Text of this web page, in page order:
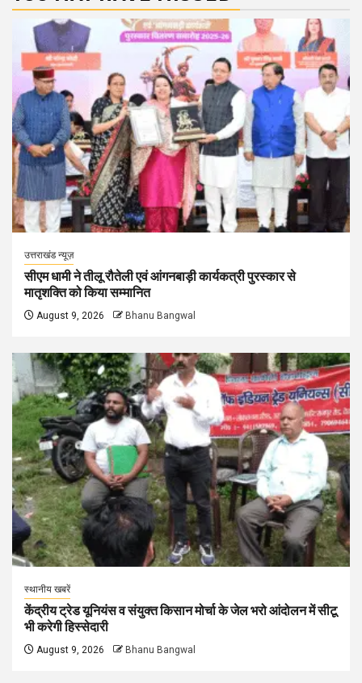
उत्तराखंड न्यूज़
सीएम धामी ने तीलू रौतेली एवं आंगनबाड़ी कार्यकत्री पुरस्कार से
मातृशक्ति को किया सम्मानित
August 9, 2026 Bhanu Bangwal
स्थानीय खबरें
केंद्रीय ट्रेड यूनियंस व संयुक्त किसान मोर्चा के जेल भरो आंदोलन में सीटू
भी करेगी हिस्सेदारी
August 9, 2026 Bhanu Bangwal